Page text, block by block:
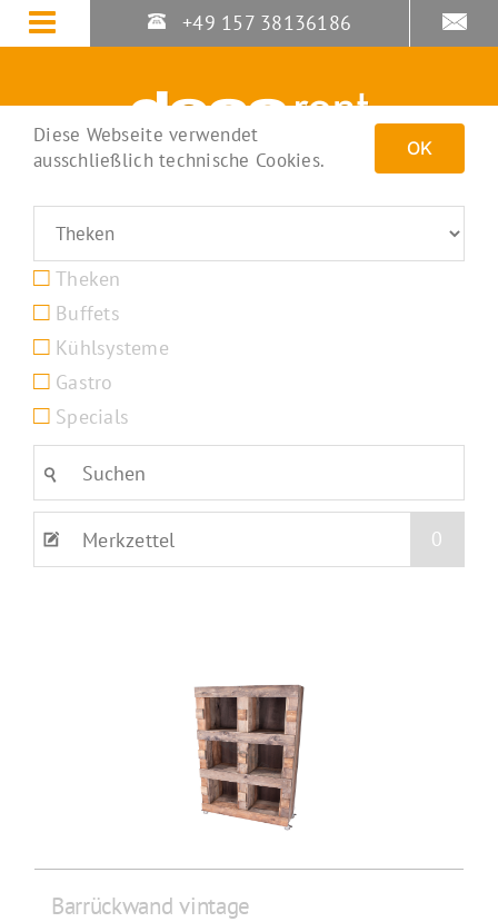
Zum
Inhalt
+49 157 38136186
Theken
Buffets
Kühlsysteme
Gastro
Specials
Merkzettel 0
Barrückwand vintage
Diese Webseite verwendet
ausschließlich technische Cookies.
OK